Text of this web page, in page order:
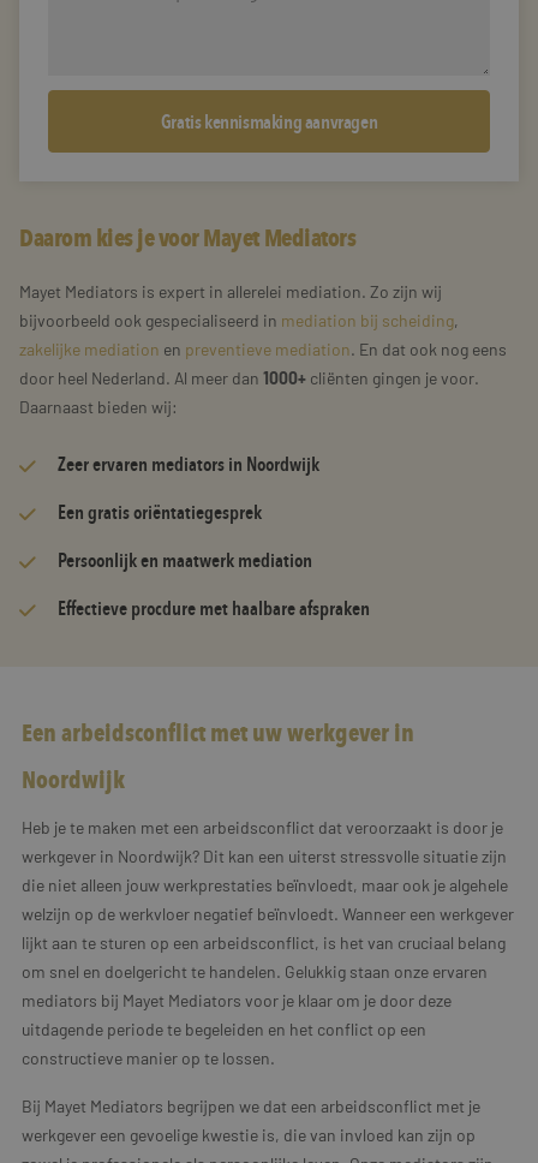
Daarom kies je voor Mayet Mediators
Mayet Mediators is expert in allerelei mediation. Zo zijn wij
bijvoorbeeld ook gespecialiseerd in mediation bij scheiding,
zakelijke mediation en preventieve mediation. En dat ook nog eens
door heel Nederland. Al meer dan 1000+ cliënten gingen je voor.
Daarnaast bieden wij:
Zeerervaren mediators in Noordwijk
Een gratis oriëntatiegesprek
Persoonlijk en maatwerk mediation
Effectieve procdure met haalbare afspraken
Een arbeidsconflict met uw werkgever in
Noordwijk
Heb je te maken met een arbeidsconflict dat veroorzaakt is door je
werkgever in Noordwijk? Dit kan een uiterst stressvolle situatie zijn
die niet alleen jouw werkprestaties beïnvloedt, maar ook je algehele
welzijn op de werkvloer negatief beïnvloedt. Wanneer een werkgever
lijkt aan te sturen op een arbeidsconflict, is het van cruciaal belang
om snel en doelgericht te handelen. Gelukkig staan onze ervaren
mediators bij Mayet Mediators voor je klaar om je door deze
uitdagende periode te begeleiden en het conflict op een
constructieve manier op te lossen.
Bij Mayet Mediators begrijpen we dat een arbeidsconflict met je
werkgever een gevoelige kwestie is, die van invloed kan zijn op